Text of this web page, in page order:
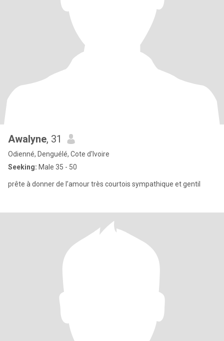
Awalyne, 31
Odienné, Denguélé, Cote d'Ivoire
Seeking: Male 35 - 50
prête à donner de l’amour très courtois sympathique et gentil